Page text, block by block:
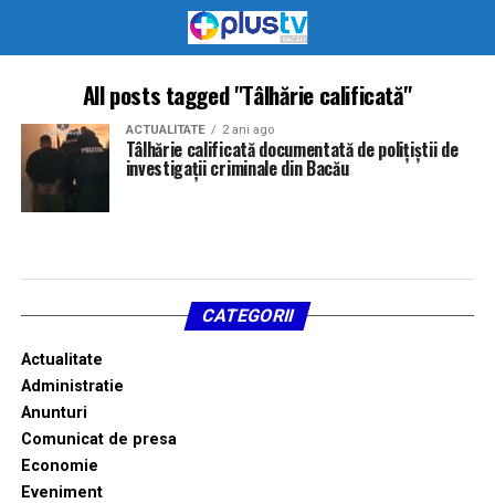
All posts tagged "Tâlhărie calificată"
ACTUALITATE 2 ani ago
Tâlhărie calificată documentată de polițiștii de
investigații criminale din Bacău
CATEGORII
Actualitate
Administratie
Anunturi
Comunicat de presa
Economie
Eveniment